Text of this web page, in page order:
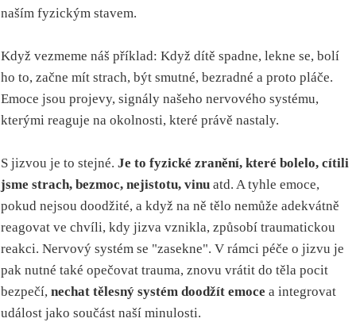
naším fyzickým stavem.
Když vezmeme náš příklad: Když dítě spadne, lekne se, bolí
ho to, začne mít strach, být smutné, bezradné a proto pláče.
Emoce jsou projevy, signály našeho nervového systému,
kterými reaguje na okolnosti, které právě nastaly.
S jizvou je to stejné. Je to fyzické zranění, které bolelo, cítili
jsme strach, bezmoc, nejistotu, vinu atd. A tyhle emoce,
pokud nejsou doodžité, a když na ně tělo nemůže adekvátně
reagovat ve chvíli, kdy jizva vznikla, způsobí traumatickou
reakci. Nervový systém se "zasekne". V rámci péče o jizvu je
pak nutné také opečovat trauma, znovu vrátit do těla pocit
bezpečí, nechat tělesný systém doodžít emoce a integrovat
událost jako součást naší minulosti.